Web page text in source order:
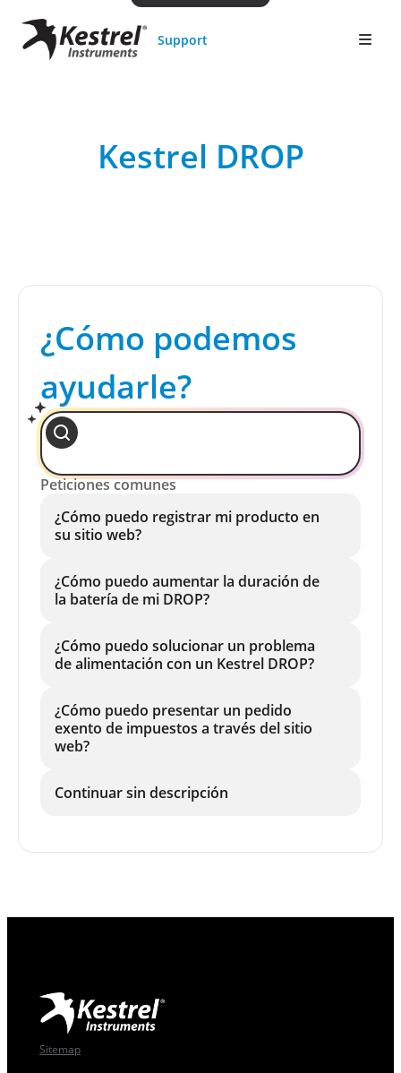
Support
Kestrel DROP
¿Cómo podemos
ayudarle?
Peticiones comunes
¿Cómo puedo registrar mi producto en
su sitio web?
¿Cómo puedo aumentar la duración de
la batería de mi DROP?
¿Cómo puedo solucionar un problema
de alimentación con un Kestrel DROP?
¿Cómo puedo presentar un pedido
exento de impuestos a través del sitio
web?
Continuar sin descripción
Sitemap